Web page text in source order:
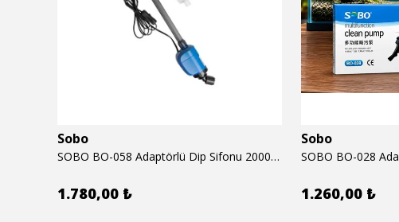
Sobo
SOBO BO-058 Adaptörlü Dip Sifonu 2000 Lth 32 W
1.780,00 ₺
Sobo
1.260,00 ₺